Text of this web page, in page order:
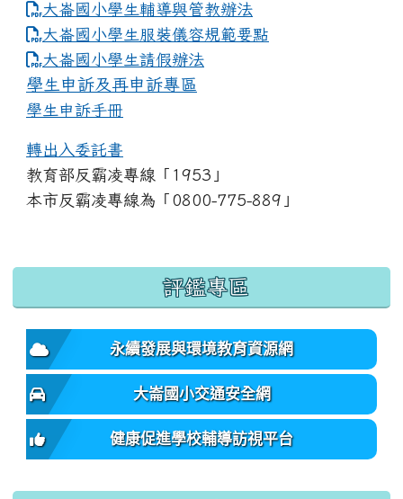
大崙國小學生輔導與管教辦法
大崙國小學生服裝儀容規範要點
link to https://www.dles.tyc.edu.tw/uploads/
大崙國小學生請假辦法
學生申訴及再申訴專區
學生申訴手冊
轉出入委託書
教育部反霸凌專線「1953」
本市反霸凌專線為「0800-775-889」
:::
評鑑專區
永續發展與環境教育資源網
大崙國小交通安全網
健康促進學校輔導訪視平台